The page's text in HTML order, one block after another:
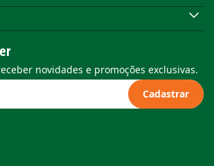
novidades e promoções exclusivas.
Cadastrar